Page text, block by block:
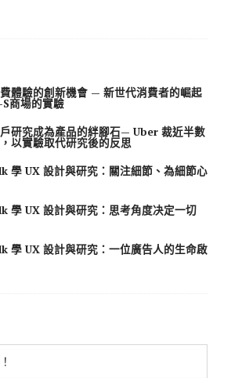
體驗的創新機會 — 新世代消費者的崛起
商場的實驗
研究成為產品的絆腳石— Uber 裁近半數
以實驗取代研究後的反思
學 UX 設計與研究：關注細節、為細節心
學 UX 設計與研究：思考角度决定一切
學 UX 設計與研究：一位廣告人的生命啟